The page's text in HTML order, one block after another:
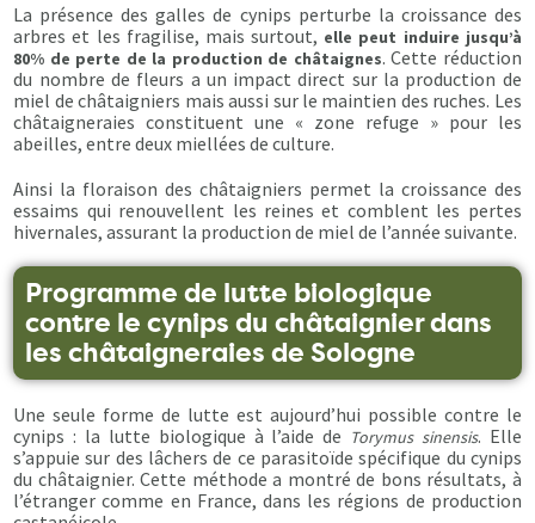
La présence des galles de cynips perturbe la croissance des
arbres et les fragilise, mais surtout, elle peut induire jusqu’à
80% de perte de la production de châtaignes. Cette réduction
du nombre de fleurs a un impact direct sur la production de
miel de châtaigniers mais aussi sur le maintien des ruches. Les
châtaigneraies constituent une « zone refuge » pour les
abeilles, entre deux miellées de culture.
Ainsi la floraison des châtaigniers permet la croissance des
essaims qui renouvellent les reines et comblent les pertes
hivernales, assurant la production de miel de l’année suivante.
Programme de lutte biologique
contre le cynips du châtaignier dans
les châtaigneraies de Sologne
Une seule forme de lutte est aujourd’hui possible contre le
cynips : la lutte biologique à l’aide de Torymus sinensis. Elle
s’appuie sur des lâchers de ce parasitoïde spécifique du cynips
du châtaignier. Cette méthode a montré de bons résultats, à
l’étranger comme en France, dans les régions de production